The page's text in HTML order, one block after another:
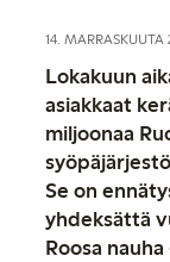
14. MARRASKUUTA
Lokakuun
asiakkaat
miljoonaa
Se on
yhdeksättä
Roosa